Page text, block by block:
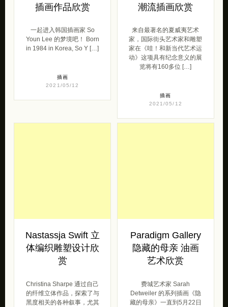
插画作品欣赏
一起进入韩国插画家 So
Youn Lee 的梦境吧！ Born
in 1984 in Korea, So Y […]
插画
2021/05/12
潮流插画欣赏
来自最著名的夏威夷艺术
家，国际街头艺术家和雕塑
家在《哇！和新当代艺术运
动》这项具有纪念意义的展
览将有160多位 […]
插画
2021/05/12
Nastassja Swift 立
体编织雕塑设计欣
赏
Christina Sharpe 通过自己
的纤维立体作品，探索了与
黑度相关的各种叙事，尤其
Paradigm Gallery
隐藏的母亲 油画
艺术欣赏
费城艺术家 Sarah
Detweiler 的系列插画《隐
藏的母亲》一直到5月22日